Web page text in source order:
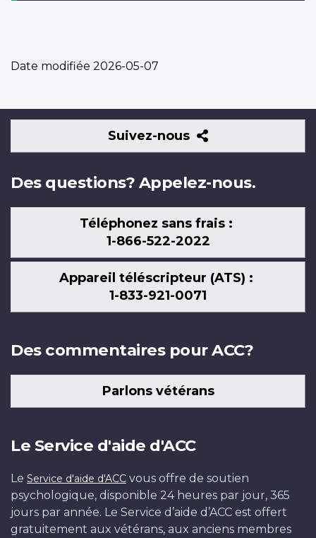
Date modifiée 2026-05-07
Suivez-nous
Suivez-
nous
Des questions? Appelez-nous.
Téléphonez sans frais :
1-866-522-2022
Appareil téléscripteur (ATS) :
1-833-921-0071
Des commentaires pour ACC?
Parlons vétérans
Le Service d'aide d'ACC
Le Service d'aide d'ACC vous offre de soutien
psychologique, disponible 24 heures par jour, 365
jours par année. Le Service d’aide d’ACC est offert
gratuitement aux vétérans, aux anciens membres